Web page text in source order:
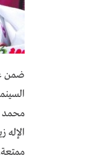
ضمن
محمد